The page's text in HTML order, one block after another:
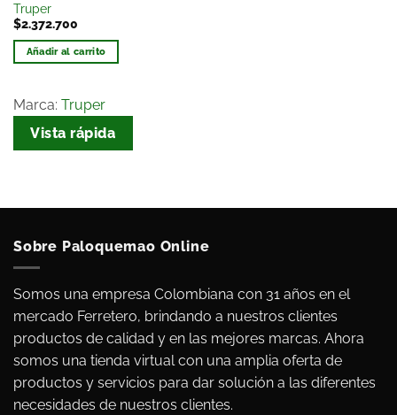
Truper
$2.372.700
Añadir al carrito
Marca: Truper
Vista rápida
Sobre Paloquemao Online
Somos una empresa Colombiana con 31 años en el
mercado Ferretero, brindando a nuestros clientes
productos de calidad y en las mejores marcas. Ahora
somos una tienda virtual con una amplia oferta de
productos y servicios para dar solución a las diferentes
necesidades de nuestros clientes.